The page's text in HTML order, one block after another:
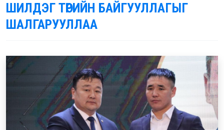
ШИЛДЭГ ТӨРИЙН БАЙГУУЛЛАГЫГ
ШАЛГАРУУЛЛАА